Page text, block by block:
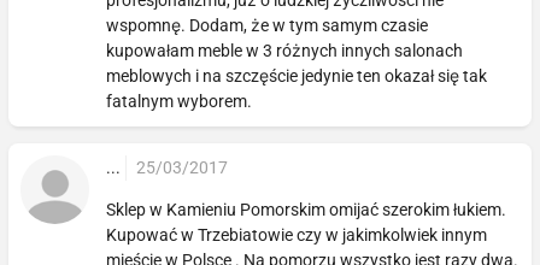
wspomnę. Dodam, że w tym samym czasie
kupowałam meble w 3 różnych innych salonach
meblowych i na szczęście jedynie ten okazał się tak
fatalnym wyborem.
... 25/03/2017
Sklep w Kamieniu Pomorskim omijać szerokim łukiem.
Kupować w Trzebiatowie czy w jakimkolwiek innym
mieście w Polsce . Na pomorzu wszystko jest razy dwa.